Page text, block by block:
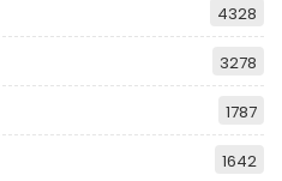
4328
3278
1787
1642